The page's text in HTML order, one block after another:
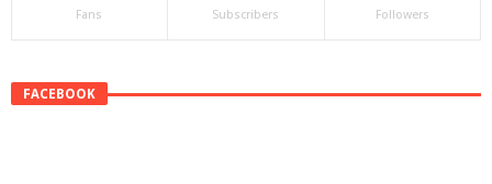
Fans Subscribers Followers
FACEBOOK